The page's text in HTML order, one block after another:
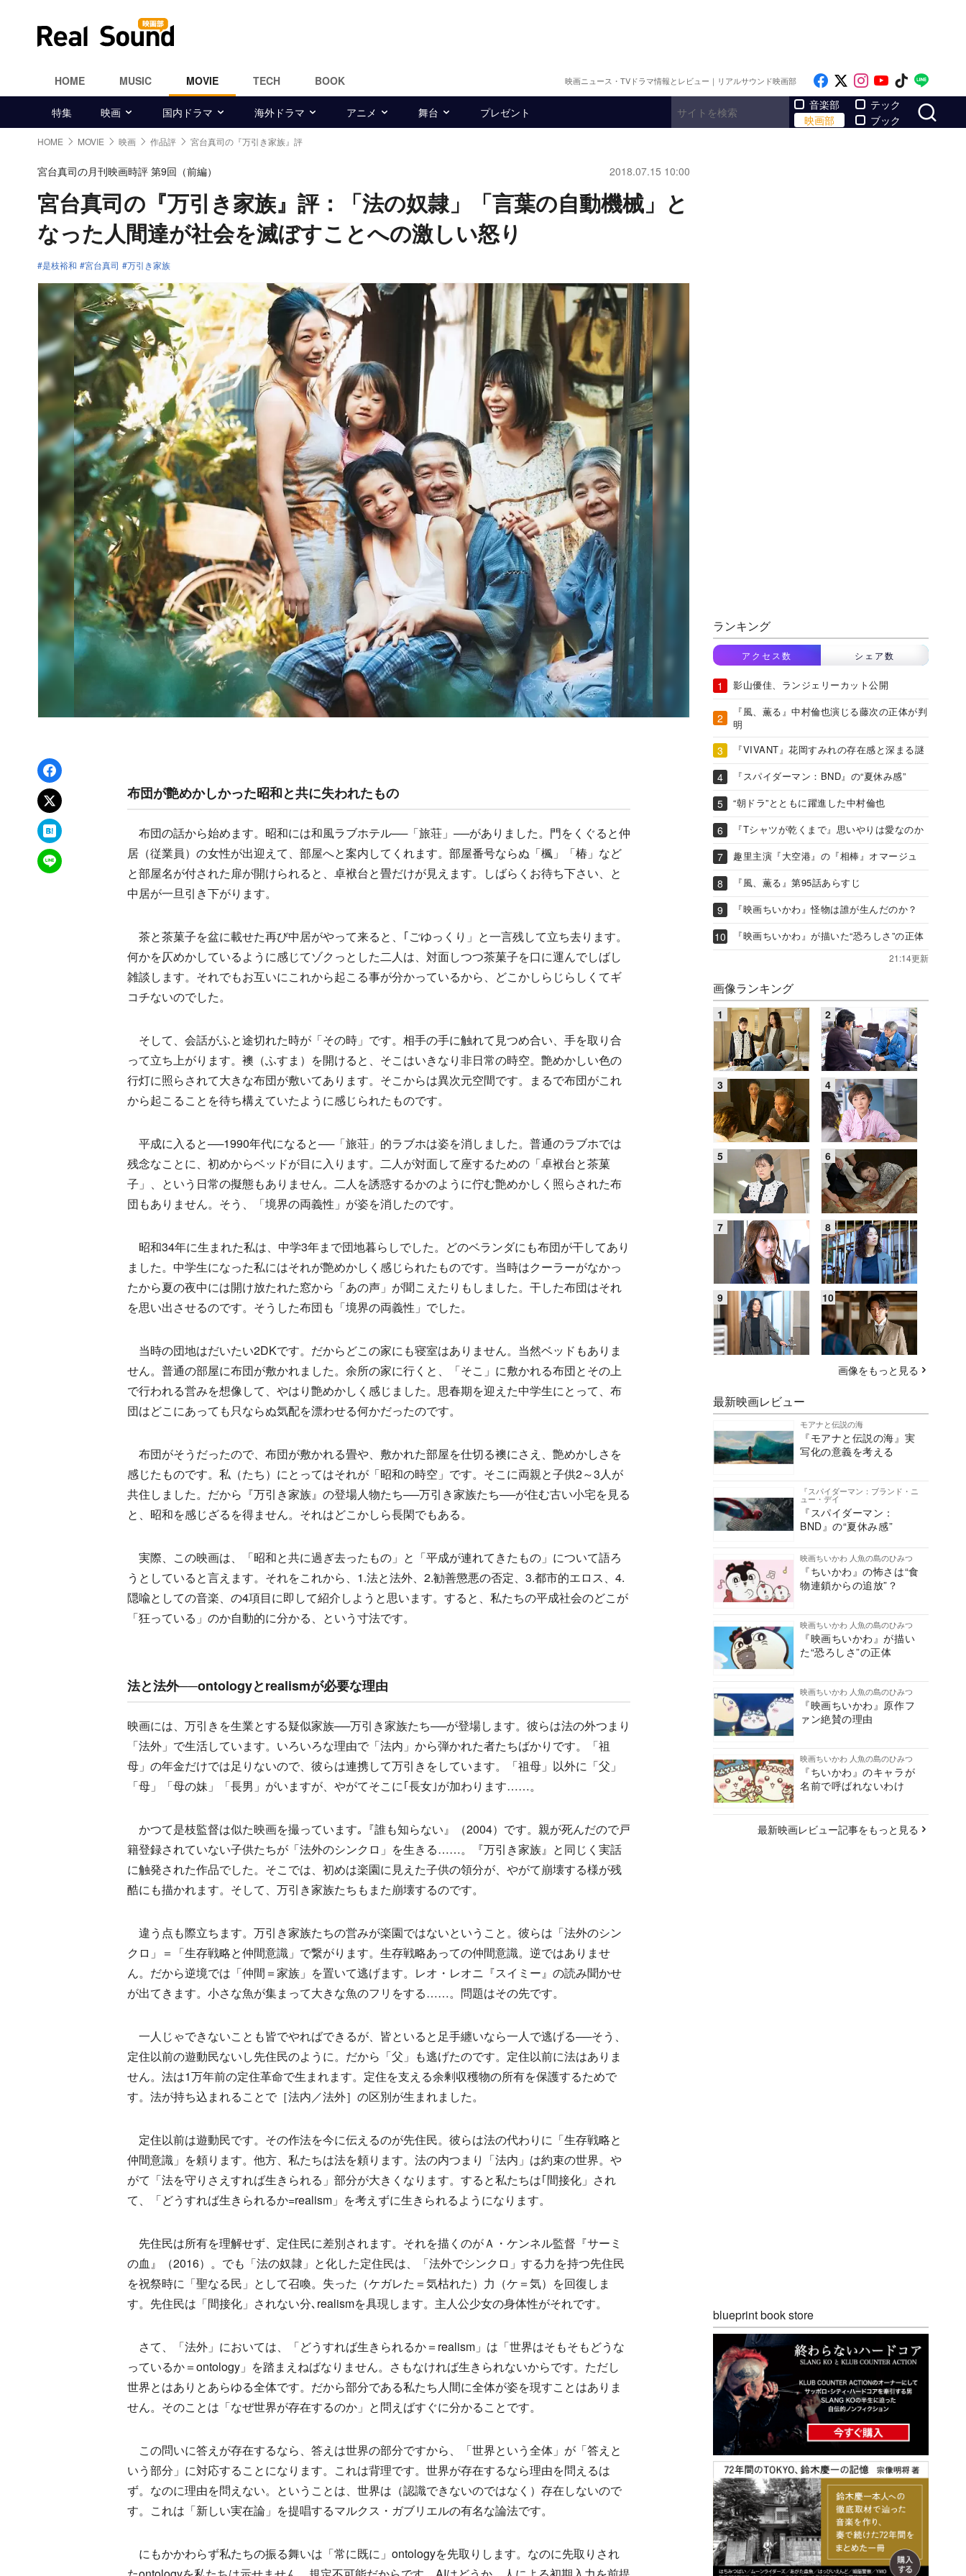
HOME MUSIC MOVIE TECH BOOK 映画ニュース・TVドラマ情報とレビュー｜リアルサウンド映画部 Like on Facebook
Follow on x
Follow on
Follow on
Follow
特集 映画 国内ドラマ 海外ドラマ アニメ 舞台 プレゼント
音楽部
映画部
テック
ブック
HOME MOVIE 映画 作品評 宮台真司の『万引き家族』評
宮台真司の月刊映画時評 第9回（前編） 2018.07.15 10:00
宮台真司の『万引き家族』評：「法の奴隷」「言葉の自動機械」と
なった人間達が社会を滅ぼすことへの激しい怒り
是枝裕和 宮台真司 万引き家族
Facebookでシェア
xでポスト
はてなブックマーク
LINEで送る
布団が艶めかしかった昭和と共に失われたもの
布団の話から始めます。昭和には和風ラブホテル──「旅荘」──がありました。門をくぐると仲
居（従業員）の女性が出迎えて、部屋へと案内してくれます。部屋番号ならぬ「楓」「椿」など
と部屋名が付された扉が開けられると、卓袱台と畳だけが見えます。しばらくお待ち下さい、と
中居が一旦引き下がります。
茶と茶菓子を盆に載せた再び中居がやって来ると、｢ごゆっくり」と一言残して立ち去ります。
何かを仄めかしているように感じてゾクっとした二人は、対面しつつ茶菓子を口に運んでしばし
雑談します。それでもお互いにこれから起こる事が分かっているから、どこかしらじらしくてギ
コチないのでした。
そして、会話がふと途切れた時が「その時」です。相手の手に触れて見つめ合い、手を取り合
って立ち上がります。襖（ふすま）を開けると、そこはいきなり非日常の時空。艶めかしい色の
行灯に照らされて大きな布団が敷いてあります。そこからは異次元空間です。まるで布団がこれ
から起こることを待ち構えていたように感じられたものです。
平成に入ると──1990年代になると──「旅荘」的ラブホは姿を消しました。普通のラブホでは
残念なことに、初めからベッドが目に入ります。二人が対面して座するための「卓袱台と茶菓
子」、という日常の擬態もありません。二人を誘惑するかのように佇む艶めかしく照らされた布
団もありません。そう、「境界の両義性」が姿を消したのです。
昭和34年に生まれた私は、中学3年まで団地暮らしでした。どのベランダにも布団が干してあり
ました。中学生になった私にはそれが艶めかしく感じられたものです。当時はクーラーがなかっ
たから夏の夜中には開け放たれた窓から「あの声」が聞こえたりもしました。干した布団はそれ
を思い出させるのです。そうした布団も「境界の両義性」でした。
当時の団地はだいたい2DKです。だからどこの家にも寝室はありません。当然ベッドもありま
せん。普通の部屋に布団が敷かれました。余所の家に行くと、「そこ」に敷かれる布団とその上
で行われる営みを想像して、やはり艶めかしく感じました。思春期を迎えた中学生にとって、布
団はどこにあっても只ならぬ気配を漂わせる何かだったのです。
布団がそうだったので、布団が敷かれる畳や、敷かれた部屋を仕切る襖にさえ、艶めかしさを
感じたものです。私（たち）にとってはそれが「昭和の時空」です。そこに両親と子供2～3人が
共住しました。だから『万引き家族』の登場人物たち──万引き家族たち──が住む古い小宅を見る
と、昭和を感じざるを得ません。それはどこかしら長閑でもある。
実際、この映画は、「昭和と共に過ぎ去ったもの」と「平成が連れてきたもの」について語ろ
うとしていると言えます。それをこれから、1.法と法外、2.勧善懲悪の否定、3.都市的エロス、4.
隠喩としての音楽、の4項目に即して紹介しようと思います。すると、私たちの平成社会のどこが
「狂っている」のか自動的に分かる、という寸法です。
法と法外──ontologyとrealismが必要な理由
映画には、万引きを生業とする疑似家族──万引き家族たち──が登場します。彼らは法の外つまり
「法外」で生活しています。いろいろな理由で「法内」から弾かれた者たちばかりです。「祖
母」の年金だけでは足りないので、彼らは連携して万引きをしています。「祖母」以外に「父」
「母」「母の妹」「長男」がいますが、やがてそこに｢長女｣が加わります……。
かつて是枝監督は似た映画を撮っています｡『誰も知らない』（2004）です。親が死んだので戸
籍登録されていない子供たちが「法外のシンクロ」を生きる……。『万引き家族』と同じく実話
に触発された作品でした。そこでは、初めは楽園に見えた子供の領分が、やがて崩壊する様が残
酷にも描かれます。そして、万引き家族たちもまた崩壊するのです。
違う点も際立ちます。万引き家族たちの営みが楽園ではないということ。彼らは「法外のシン
クロ」＝「生存戦略と仲間意識」で繋がります。生存戦略あっての仲間意識。逆ではありませ
ん。だから逆境では「仲間＝家族」を置いて逃げます。レオ・レオニ『スイミー』の読み聞かせ
が出てきます。小さな魚が集まって大きな魚のフリをする……。問題はその先です。
一人じゃできないことも皆でやればできるが、皆といると足手纏いなら一人で逃げる──そう、
定住以前の遊動民ないし先住民のように。だから「父」も逃げたのです。定住以前に法はありま
せん。法は1万年前の定住革命で生まれます。定住を支える余剰収穫物の所有を保護するためで
す。法が持ち込まれることで［法内／法外］の区別が生まれました。
定住以前は遊動民です。その作法を今に伝えるのが先住民。彼らは法の代わりに「生存戦略と
仲間意識」を頼ります。他方、私たちは法を頼ります。法の内つまり「法内」は約束の世界。や
がて「法を守りさえすれば生きられる」部分が大きくなります。すると私たちは｢間接化」され
て、「どうすれば生きられるか=realism」を考えずに生きられるようになります。
先住民は所有を理解せず、定住民に差別されます。それを描くのがＡ・ケンネル監督『サーミ
の血』（2016）。でも「法の奴隷」と化した定住民は、「法外でシンクロ」する力を持つ先住民
を祝祭時に「聖なる民」として召喚。失った（ケガレた＝気枯れた）力（ケ＝気）を回復しま
す。先住民は「間接化」されない分､realismを具現します。主人公少女の身体性がそれです。
さて、「法外」においては、「どうすれば生きられるか＝realism」は「世界はそもそもどうな
っているか＝ontology」を踏まえねばなりません。さもなければ生きられないからです。ただし
世界とはありとあらゆる全体です。だから部分である私たち人間に全体が姿を現すことはありま
せん。そのことは「なぜ世界が存在するのか」と問えばすぐに分かることです。
この問いに答えが存在するなら、答えは世界の部分ですから、「世界という全体」が「答えと
いう部分」に対応することになります。これは背理です。世界が存在するなら理由を問えるは
ず。なのに理由を問えない。ということは、世界は（認識できないのではなく）存在しないので
す。これは「新しい実在論」を提唱するマルクス・ガブリエルの有名な論法です。
にもかかわらず私たちの振る舞いは「常に既に」ontologyを先取りします。なのに先取りされ
ランキング
アクセス数 シェア数
影山優佳、ランジェリーカット公開
『風、薫る』中村倫也演じる藤次の正体が判
明
『VIVANT』花岡すみれの存在感と深まる謎
『スパイダーマン：BND』の“夏休み感”
“朝ドラ”とともに躍進した中村倫也
『Tシャツが乾くまで』思いやりは愛なのか
趣里主演『大空港』の『相棒』オマージュ
『風、薫る』第95話あらすじ
『映画ちいかわ』怪物は誰が生んだのか？
『映画ちいかわ』が描いた“恐ろしさ”の正体
21:14更新
画像ランキング
画像をもっと見る
最新映画レビュー
モアナと伝説の海
『モアナと伝説の海』実
写化の意義を考える
『スパイダーマン：ブランド・ニ
ュー・デイ
『スパイダーマン：
BND』の“夏休み感”
映画ちいかわ 人魚の島のひみつ
『ちいかわ』の怖さは“食
物連鎖からの追放”？
映画ちいかわ 人魚の島のひみつ
『映画ちいかわ』が描い
た“恐ろしさ”の正体
映画ちいかわ 人魚の島のひみつ
『映画ちいかわ』原作フ
ァン絶賛の理由
映画ちいかわ 人魚の島のひみつ
『ちいかわ』のキャラが
名前で呼ばれないわけ
最新映画レビュー記事をもっと見る
blueprint book store